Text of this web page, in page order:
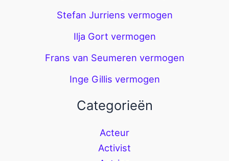
Stefan Jurriens vermogen
Ilja Gort vermogen
Frans van Seumeren vermogen
Inge Gillis vermogen
Categorieën
Acteur
Activist